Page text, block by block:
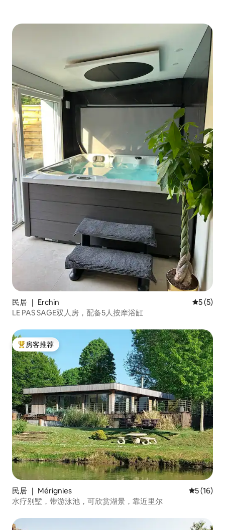
民居 ｜ Erchin 平均评分
5 (5)
LE PAS SAGE双人房，配备5人按摩浴缸
热门「房客推荐」
房客推荐
民居 ｜ Mérignies 平均评分
5 (16)
水疗别墅，带游泳池，可欣赏湖景，靠近里尔